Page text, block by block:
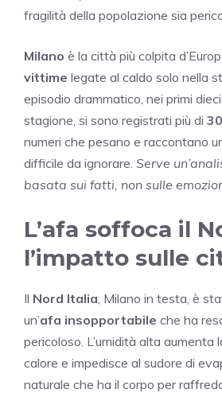
fragilità della popolazione sia
Milano è la città più colpita
vittime legate al caldo solo nella
episodio drammatico, nei primi
stagione, si sono registrati più di
numeri che pesano e raccontano
difficile da ignorare. Serve
basata sui fatti, non sulle
L’afa soffoca il
l’impatto sulle
Il Nord Italia , Milano in testa, è
un’afa insopportabile che ha
pericoloso. L’umidità alta aumenta
calore e impedisce al sudore di
naturale che ha il corpo per